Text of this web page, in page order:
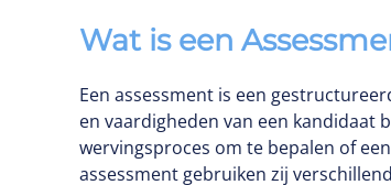
Wat is een
Een assessment is een
en vaardigheden van een kandidaat
wervingsproces om te bepalen of
assessment gebruiken zij